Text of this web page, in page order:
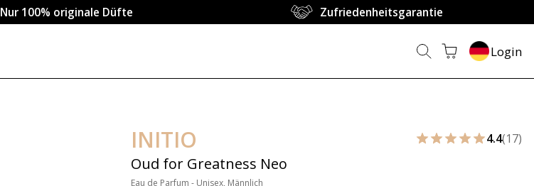
Nur 100% originale Düfte Zufriedenheitsgarantie
Login
INITIO
Oud for Greatness Neo
Eau de Parfum - Unisex, Männlich
4.4(17)